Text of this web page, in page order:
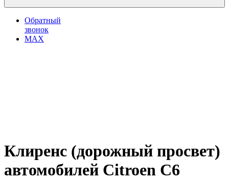
Обратный
звонок
MAX
Клиренс (дорожный просвет)
автомобилей Citroen C6